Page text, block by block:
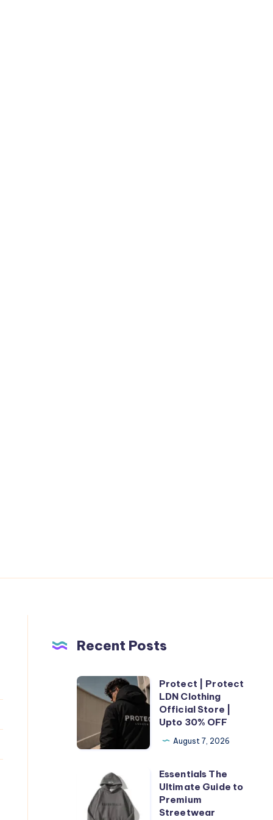
Recent Posts
Protect
Protect
LDN
Clothing
Official
Store
Protect | Protect
LDN Clothing
Official Store |
Upto 30% OFF
August 7, 2026
Essentials
The
Ultimate
Essentials The
Ultimate Guide to
Premium
Streetwear